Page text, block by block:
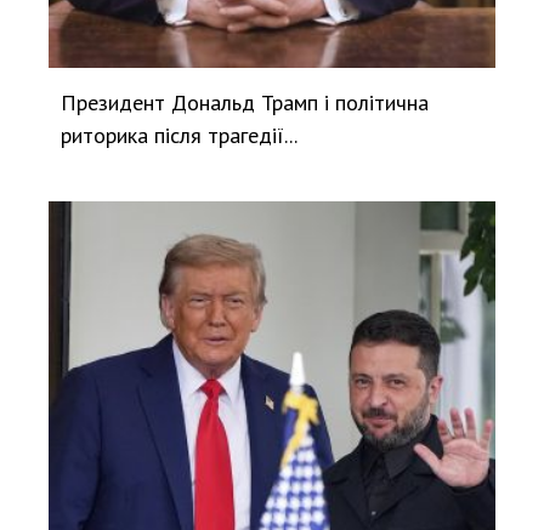
Президент Дональд Трамп і політична
риторика після трагедії...